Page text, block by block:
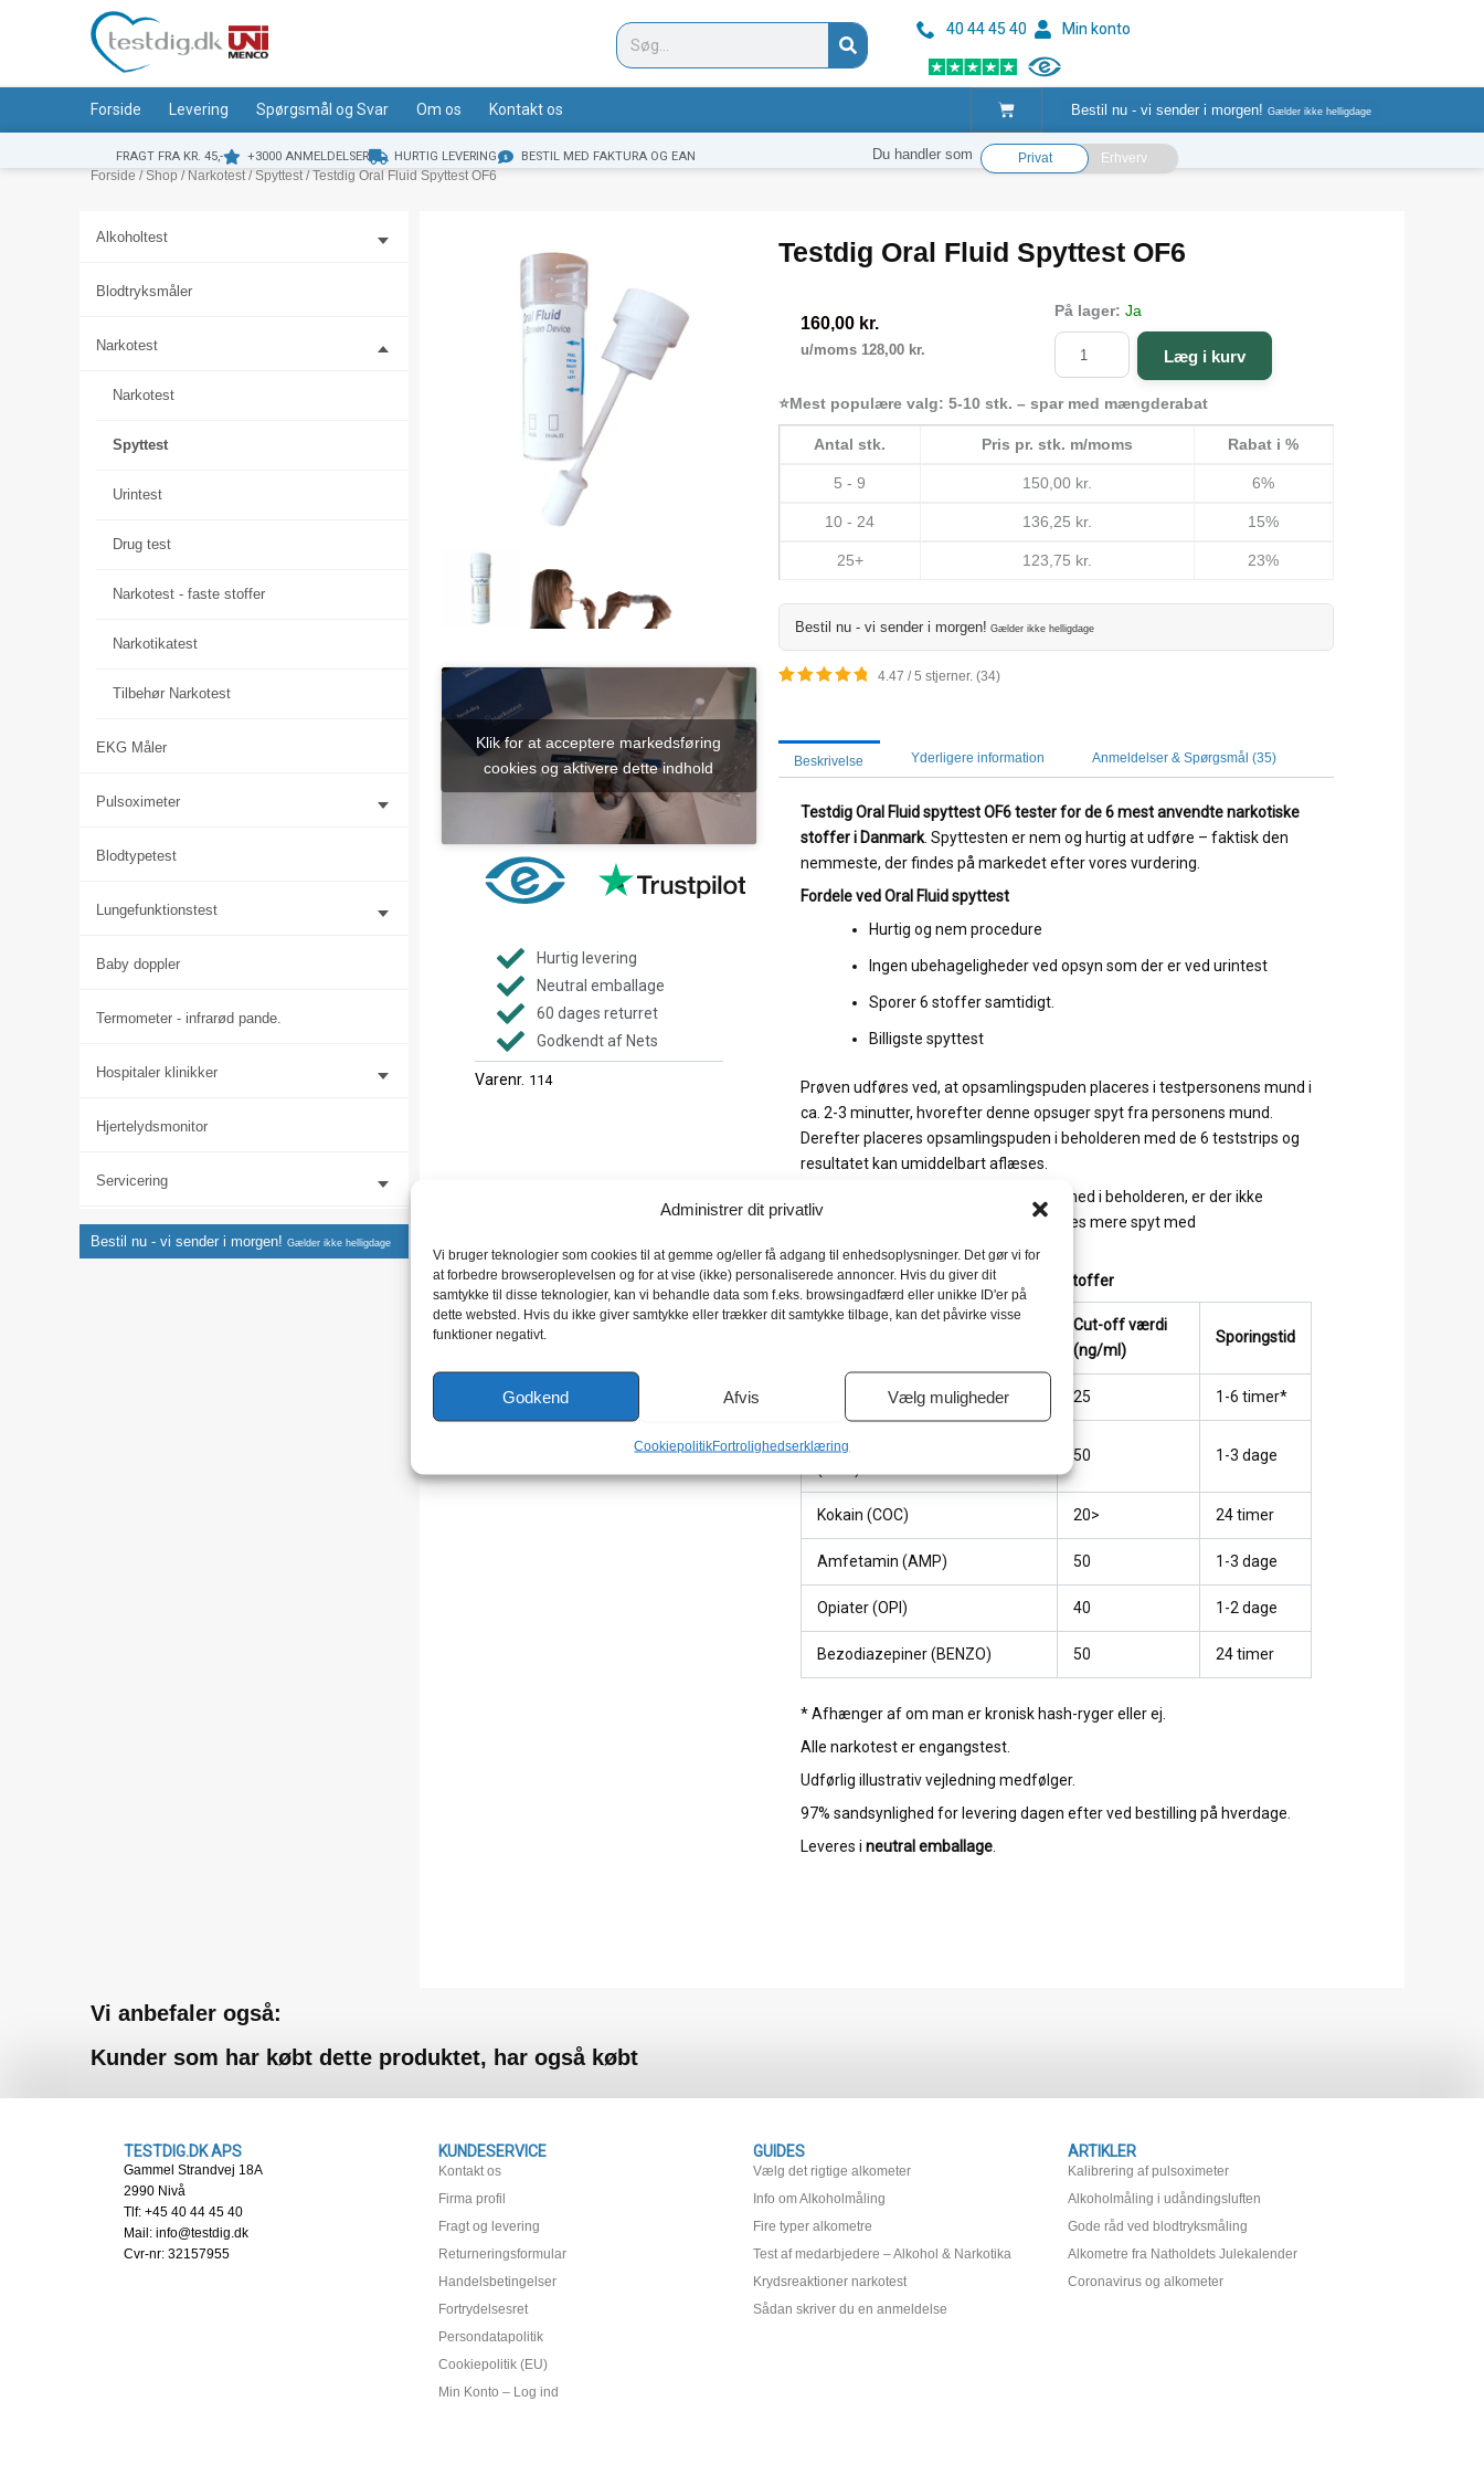
Administrer dit privatliv
Vi bruger teknologier som cookies til at gemme og/eller få adgang til enhedsoplysninger. Det gør vi for
at forbedre browseroplevelsen og for at vise (ikke) personaliserede annoncer. Hvis du giver dit
samtykke til disse teknologier, kan vi behandle data som f.eks. browsingadfærd eller unikke ID'er på
dette websted. Hvis du ikke giver samtykke eller trækker dit samtykke tilbage, kan det påvirke visse
funktioner negativt.
Godkend Afvis Vælg muligheder
CookiepolitikFortrolighedserklæring
Søg 40 44 45 40 Min konto
Forside Levering Spørgsmål og Svar Om os Kontakt os Kurv Bestil nu - vi sender i morgen! Gælder ikke helligdage
FRAGT FRA KR. 45,- +3000 ANMELDELSER HURTIG LEVERING BESTIL MED FAKTURA OG EAN Du handler som Privat
Erhverv
Forside /Shop / Narkotest/Spyttest/ Testdig Oral Fluid Spyttest OF6
Alkoholtest
Blodtryksmåler
Narkotest
Narkotest
Spyttest
Urintest
Drug test
Narkotest - faste stoffer
Narkotikatest
Tilbehør Narkotest
EKG Måler
Pulsoximeter
Blodtypetest
Lungefunktionstest
Baby doppler
Termometer - infrarød pande.
Hospitaler klinikker
Hjertelydsmonitor
Servicering
Bestil nu - vi sender i morgen! Gælder ikke helligdage
Klik for at acceptere markedsføring
cookies og aktivere dette indhold
Hurtig levering
Neutral emballage
60 dages returret
Godkendt af Nets
Varenr. 114
Testdig Oral Fluid Spyttest OF6
160,00 kr.
u/moms 128,00 kr.
På lager: Ja
Testdig
Oral
Fluid
Spyttest
Læg i kurv
⭐Mest populære valg: 5-10 stk. – spar med mængderabat
Antal stk. Pris pr. stk. m/moms Rabat i %
5 - 9 150,00 kr. 6%
10 - 24 136,25 kr. 15%
25+ 123,75 kr. 23%
Bestil nu - vi sender i morgen! Gælder ikke helligdage
4.47 / 5 stjerner. (34)
Beskrivelse Yderligere information Anmeldelser & Spørgsmål (35)
Testdig Oral Fluid spyttest OF6 tester for de 6 mest anvendte narkotiske
stoffer i Danmark. Spyttesten er nem og hurtig at udføre – faktisk den
nemmeste, der findes på markedet efter vores vurdering.
Fordele ved Oral Fluid spyttest
Hurtig og nem procedure
Ingen ubehageligheder ved opsyn som der er ved urintest
Sporer 6 stoffer samtidigt.
Billigste spyttest
Prøven udføres ved, at opsamlingspuden placeres i testpersonens mund i
ca. 2-3 minutter, hvorefter denne opsuger spyt fra personens mund.
Derefter placeres opsamlingspuden i beholderen med de 6 teststrips og
resultatet kan umiddelbart aflæses.
Kan opsamlingspuden ikke skrues helt ned i beholderen, er der ikke
samlet nok spyt og der må derfor samles mere spyt med
opsamlingspuden.
Oral Fluid spyttest tester for følgende stoffer
Cut-off værdi
(ng/ml)
Sporingstid
Hash (THC) 25 1-6 timer*
Metamfetamin/MDMA/Ecstasy
50 1-3 dage
Kokain (COC) 20> 24 timer
Amfetamin (AMP) 50 1-3 dage
Opiater (OPI) 40 1-2 dage
Bezodiazepiner (BENZO) 50 24 timer
* Afhænger af om man er kronisk hash-ryger eller ej.
Alle narkotest er engangstest.
Udførlig illustrativ vejledning medfølger.
97% sandsynlighed for levering dagen efter ved bestilling på hverdage.
Leveres i neutral emballage.
Vi anbefaler også:
Kunder som har købt dette produktet, har også købt
TESTDIG.DK APS
Gammel Strandvej 18A
2990 Nivå
Tlf: +45 40 44 45 40
Mail: info@testdig.dk
Cvr-nr: 32157955
KUNDESERVICE
Kontakt os
Firma profil
Fragt og levering
Returneringsformular
Handelsbetingelser
Fortrydelsesret
Persondatapolitik
Cookiepolitik (EU)
Min Konto – Log ind
GUIDES
Vælg det rigtige alkometer
Info om Alkoholmåling
Fire typer alkometre
Test af medarbjedere – Alkohol & Narkotika
Krydsreaktioner narkotest
Sådan skriver du en anmeldelse
ARTIKLER
Kalibrering af pulsoximeter
Alkoholmåling i udåndingsluften
Gode råd ved blodtryksmåling
Alkometre fra Natholdets Julekalender
Coronavirus og alkometer